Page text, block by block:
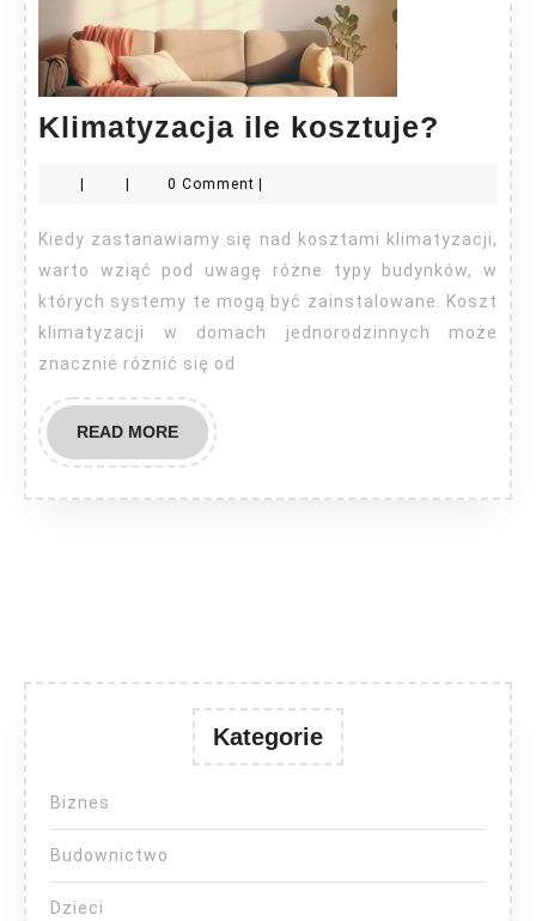
Klimatyzacja ile kosztuje?
0 Comment
Kiedy zastanawiamy się nad kosztami klimatyzacji,
warto wziąć pod uwagę różne typy budynków, w
których systemy te mogą być zainstalowane. Koszt
klimatyzacji w domach jednorodzinnych może
znacznie różnić się od
READ MOREREAD
MORE
Kategorie
Biznes
Budownictwo
Dzieci